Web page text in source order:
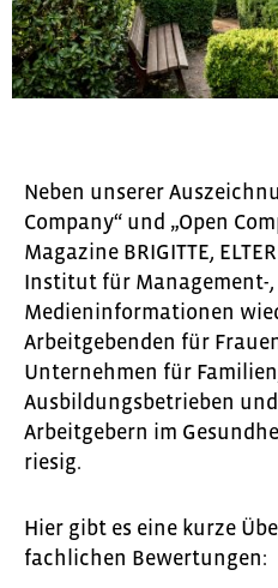
Neben unserer
Company“ und „Open
Magazine BRIGITTE,
Institut für Management-,
Medieninformationen
Arbeitgebenden für
Unternehmen für
Ausbildungsbetrieben
Arbeitgebern im
riesig.
Hier gibt es eine kurze
fachlichen Bewertungen: